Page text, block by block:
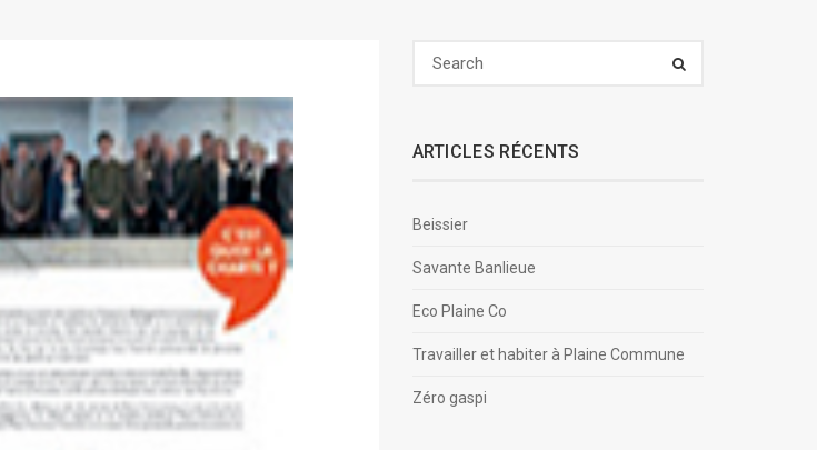
ARTICLES RÉCENTS
Beissier
Savante Banlieue
Eco Plaine Co
Travailler et habiter à Plaine Commune
Zéro gaspi